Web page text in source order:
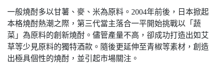
一般燒酎多以甘薯、麥、米為原料。2004年前後，日本掀起
本格燒酎熱潮之際，第三代當主落合一平開始挑戰以「蔬
菜」為原料的創新燒酎。儘管產量不高，卻成功打造出如艾
草等少見原料的獨特酒款。隨後更延伸至青椒等素材，創造
出極具個性的燒酎，並引起市場關注。